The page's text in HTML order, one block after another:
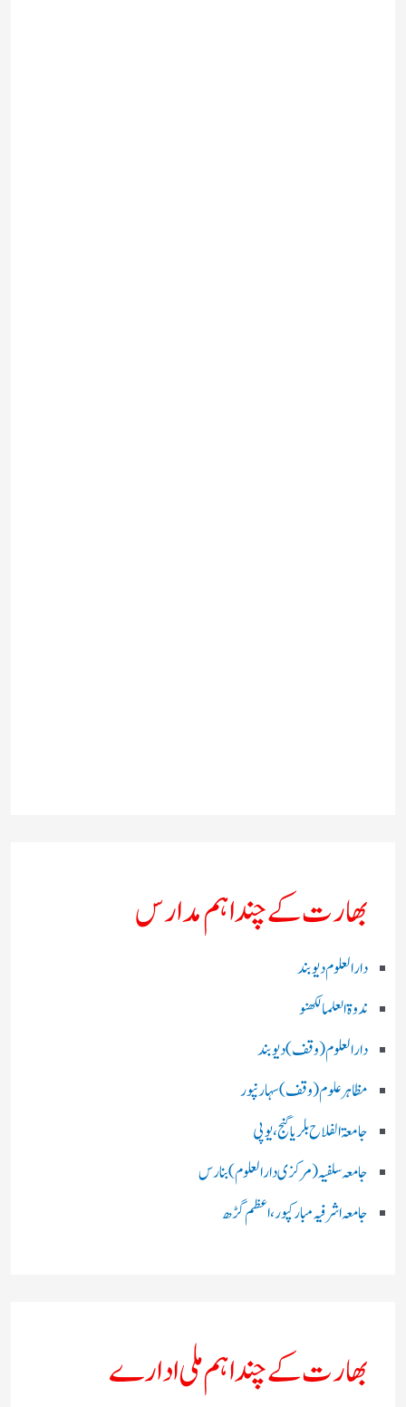
بھارت کے چند اہم مدارس
دارالعلوم دیوبند
ندوۃالعلما لکھنو
دارالعلوم (وقف)دیوبند
مظاہرعلوم (وقف)سہارنپور
جامعۃ الفلاح بلریاگنج،یوپی
جامعہ سلفیہ(مرکزی دارالعلوم )بنارس
جامعہ اشرفیہ مبارکپور،اعظم گڑھ
بھارت کے چند اہم ملی ادارے